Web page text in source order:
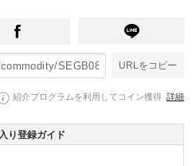
URLをコピー
紹介プログラムを利用してコイン獲得 詳細
り登録ガイド